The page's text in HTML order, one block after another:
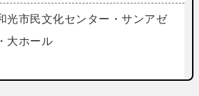
光市民文化センター・サンアゼ
大ホール